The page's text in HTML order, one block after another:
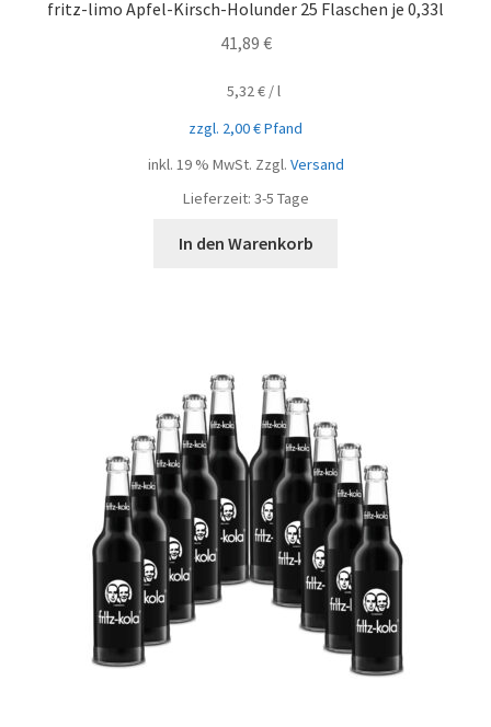
fritz-limo Apfel-Kirsch-Holunder 25 Flaschen je 0,33l
41,89 €
5,32€/l
zzgl. 2,00€Pfand
inkl. 19 % MwSt. Zzgl. Versand
Lieferzeit: 3-5 Tage
In den Warenkorb